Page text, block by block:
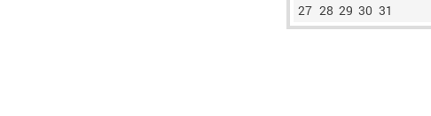
27 28 29 30 31